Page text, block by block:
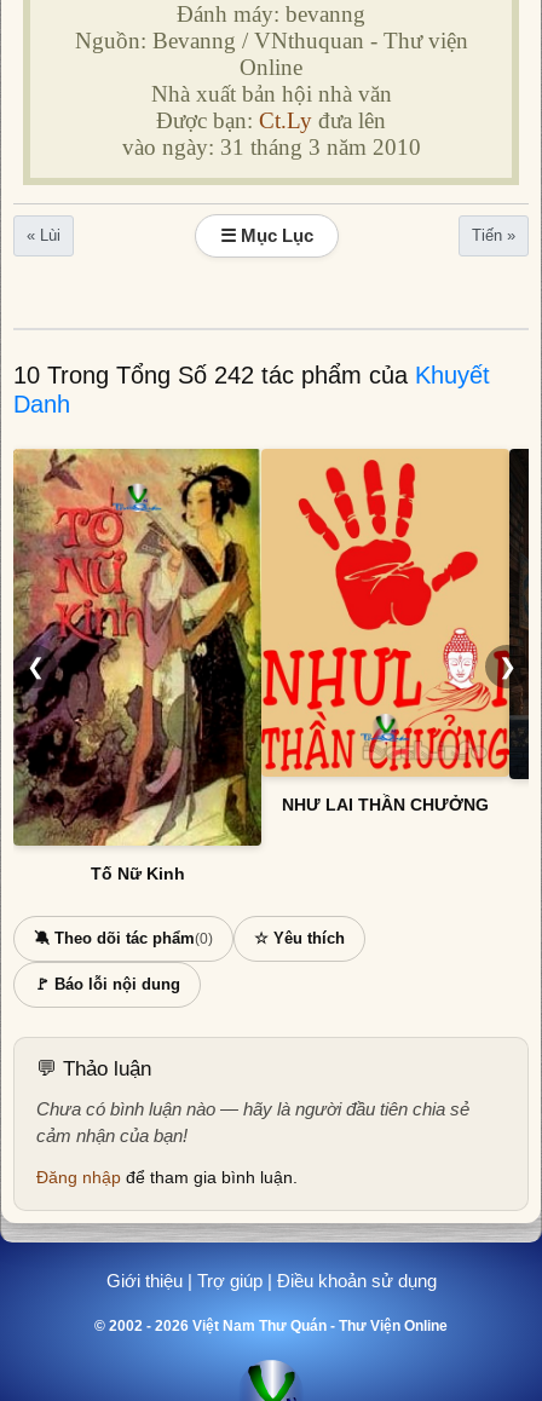
Đánh máy: bevanng
Nguồn: Bevanng / VNthuquan - Thư viện
Online
Nhà xuất bản hội nhà văn
Được bạn: Ct.Ly đưa lên
vào ngày: 31 tháng 3 năm 2010
« Lùi ☰ Mục Lục Tiến »
10 Trong Tổng Số 242 tác phẩm của Khuyết
Danh
❮
Tố Nữ Kinh
NHƯ LAI THẦN CHƯỞNG
❯
🔕 Theo dõi tác phẩm(0) ☆ Yêu thích
🚩 Báo lỗi nội dung
💬 Thảo luận
Chưa có bình luận nào — hãy là người đầu tiên chia sẻ
cảm nhận của bạn!
Đăng nhập để tham gia bình luận.
Giới thiệu| Trợ giúp| Điều khoản sử dụng
© 2002 - 2026 Việt Nam Thư Quán - Thư Viện Online